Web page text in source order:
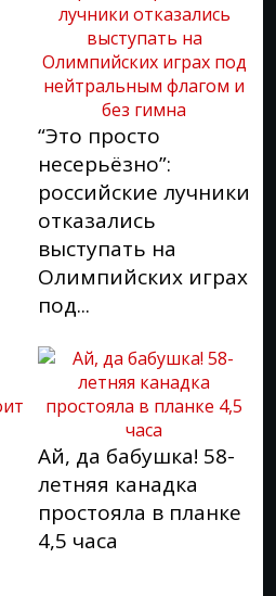
“Это просто
несерьёзно”:
российские лучники
отказались
выступать на
Олимпийских играх
под...
Ай, да бабушка! 58-
летняя канадка
простояла в планке
4,5 часа